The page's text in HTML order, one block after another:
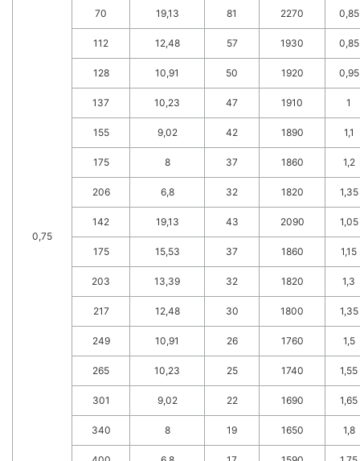
0,75
70 19,13 81 2270 0,85
112 12,48 57 1930 0,85
128 10,91 50 1920 0,95
137 10,23 47 1910 1
155 9,02 42 1890 1,1
175 8 37 1860 1,2
206 6,8 32 1820 1,35
142 19,13 43 2090 1,05
175 15,53 37 1860 1,15
203 13,39 32 1820 1,3
217 12,48 30 1800 1,35
249 10,91 26 1760 1,5
265 10,23 25 1740 1,55
301 9,02 22 1690 1,65
340 8 19 1650 1,8